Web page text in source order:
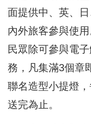
面提供中、英、
內外旅客參與使
民眾除可參與電
務，凡集滿3個章
聯名造型小提燈
送完為止。